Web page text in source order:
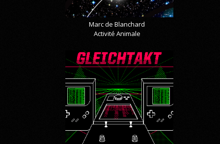
Marc de Blanchard
Activité Animale